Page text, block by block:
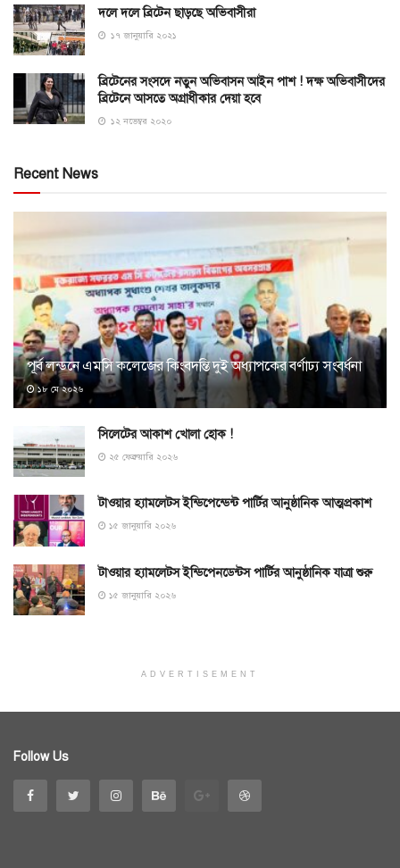
দলে দলে ব্রিটেন ছাড়ছে অভিবাসীরা
১৭ জানুয়ারি ২০২১
ব্রিটেনের সংসদে নতুন অভিবাসন আইন পাশ ! দক্ষ অভিবাসীদের
ব্রিটেনে আসতে অগ্রাধীকার দেয়া হবে
১২ নভেম্বর ২০২০
Recent News
পূর্ব লন্ডনে এমসি কলেজের কিংবদন্তি দুই অধ্যাপকের বর্ণাঢ্য সংবর্ধনা
১৮ মে ২০২৬
সিলেটের আকাশ খোলা হোক !
২৫ ফেব্রুয়ারি ২০২৬
টাওয়ার হ্যামলেটস ইন্ডিপেন্ডেন্ট পার্টির আনুষ্ঠানিক আত্মপ্রকাশ
১৫ জানুয়ারি ২০২৬
টাওয়ার হ্যামলেটস ইন্ডিপেনডেন্টস পার্টির আনুষ্ঠানিক যাত্রা শুরু
১৫ জানুয়ারি ২০২৬
ADVERTISEMENT
Follow Us